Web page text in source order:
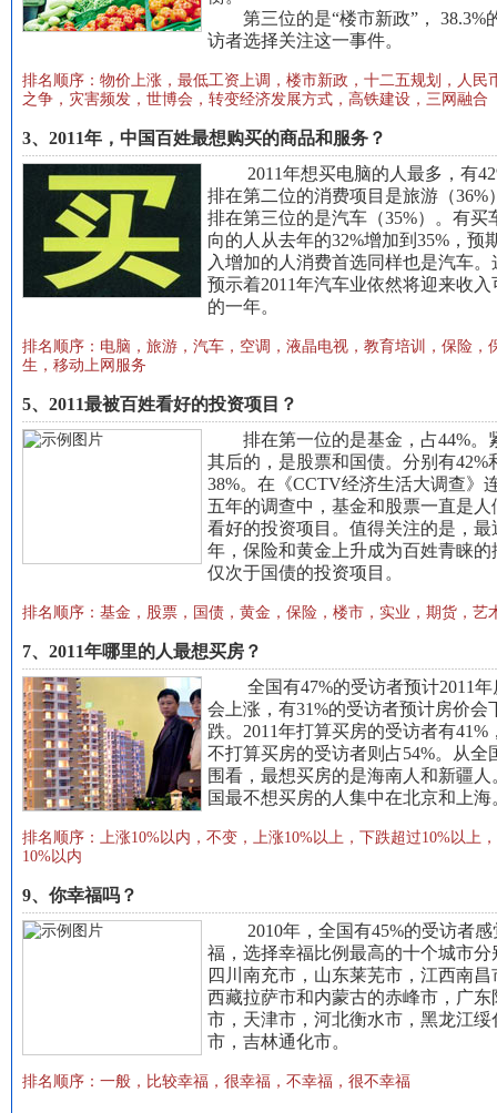
第三位的是“楼市新政”， 38.3%
访者选择关注这一事件。
排名顺序： 物价上涨，最低工资上调，楼市新政，十二五规划，人民
之争，灾害频发，世博会，转变经济发展方式，高铁建设，三网融合
3、2011年，中国百姓最想购买的商品和服务？
2011年想买电脑的人最多，有
排在第二位的消费项目是旅游 （36%
排在第三位的是汽车 （35%）。有买
向的人从去年的32%增加到35%，预
入增加的人消费首选同样也是汽车。
预示着2011年汽车业依然将迎来收入
的一年。
排名顺序： 电脑，旅游，汽车，空调，液晶电视，教育培训，保险，
生，移动上网服务
5、2011最被百姓看好的投资项目？
排在第一位的是基金 ，占44%。
其后的，是 股票和国债。分别有42%
38%。在《CCTV经济生活大调查》
五年的调查中，基金和股票一直是人
看好的投资项目。值得关注的是，最
年，保险和黄金上升成为百姓青睐的
仅次于国债的投资项目。
排名顺序： 基金，股票，国债，黄金，保险，楼市，实业，期货，艺
7、2011年哪里的人最想买房？
全国有47%的受访者预计2011年
会上涨，有31%的受访者预计房价会
跌。2011年打算买房的受访者有41%
不打算买房的受访者则占54%。从全
围看，最想买房的是海南人和新疆人
国最不想买房的人集中在北京和上海
排名顺序： 上涨10%以内，不变，上涨10%以上，下跌超过10%以上
10%以内
9、你幸福吗？
2010年，全国有45%的受访者感
福，选择幸福比例最高的十个城市分
四川南充市 ， 山东莱芜市 ， 江西南昌
西藏拉萨市和内蒙古的赤峰市 ， 广东
市 ， 天津市 ， 河北衡水市 ， 黑龙江绥
市 ， 吉林通化市。
排名顺序： 一般，比较幸福，很幸福，不幸福，很不幸福